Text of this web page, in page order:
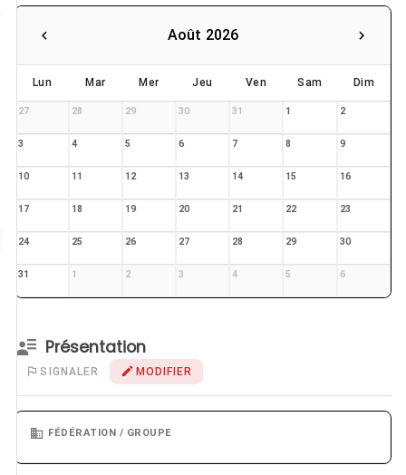
Août 2026
Lun Mar Mer Jeu Ven Sam Dim
27 28 29 30 31 1 2
3 4 5 6 7 8 9
10 11 12 13 14 15 16
17 18 19 20 21 22 23
24 25 26 27 28 29 30
31 1 2 3 4 5 6
Présentation
SIGNALER MODIFIER
FÉDÉRATION / GROUPE